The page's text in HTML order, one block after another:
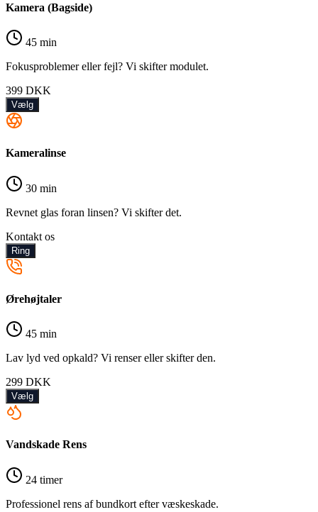
Kamera (Bagside)
45 min
Fokusproblemer eller fejl? Vi skifter modulet.
399 DKK
Vælg
Kameralinse
30 min
Revnet glas foran linsen? Vi skifter det.
Kontakt os
Ring
Ørehøjtaler
45 min
Lav lyd ved opkald? Vi renser eller skifter den.
299 DKK
Vælg
Vandskade Rens
24 timer
Professionel rens af bundkort efter væskeskade.